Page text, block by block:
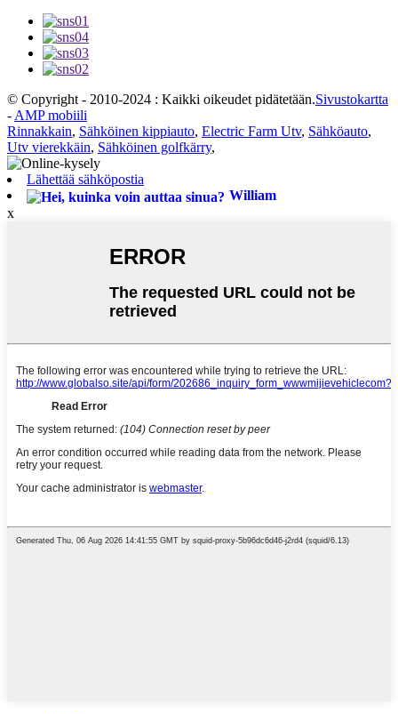
© Copyright - 2010-2024 : Kaikki oikeudet pidätetään.Sivustokartta
-AMP mobiili
Rinnakkain, Sähköinen kippiauto, Electric Farm Utv, Sähköauto,
Utv vierekkäin, Sähköinen golfkärry,
Lähettää sähköpostia
William
x